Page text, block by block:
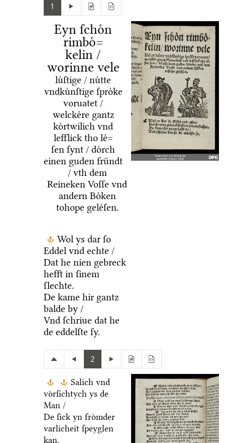
1
Eyn ſchoͤn
rimboͤ=
kelin /
worinne vele
luͤſtige / nuͤtte
vndkuͤnſtige ſproͤke
voruatet /
welckeͤre gantz
koͤrtwilich vnd
lefflick tho leͤ=
ſen ſynt / doͤrch
einen guden fründt
/ vth dem
Reineken Voſſe vnd
andern Boͤken
tohope geleͤſen.
Wol ys dar ſo
Eddel vnd echte /
Dat he nien gebreck
hefft in ſinem
ſlechte.
De kame hir gantz
balde by /
Vnd ſchriue dat he
de eddelſte ſy.
2
Salich vnd
voͤrſichtych ys de
Man /
De ſick yn froͤmder
varlicheit ſpeyglen
kan.